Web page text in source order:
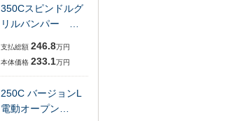
350Cスピンドルグ
リルバンパー …
支払総額 246.8万円
本体価格 233.1万円
250C バージョンL
電動オープン…